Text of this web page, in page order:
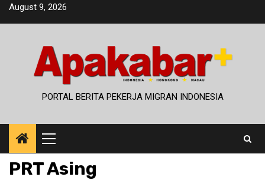
SkipAugust 9, 2026
PORTAL BERITA PEKERJA MIGRAN INDONESIA
Primary
Menu
PRT Asing